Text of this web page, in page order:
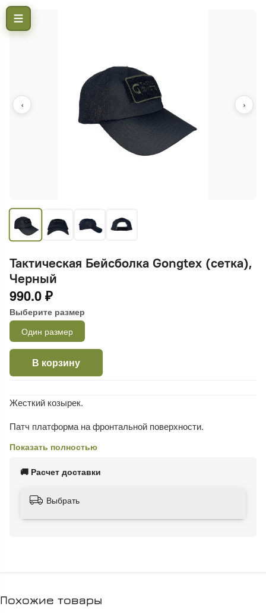
‹ ›
Тактическая Бейсболка Gongtex (сетка),
Черный
990.0 ₽
Выберите размер
Один размер
В корзину
Жесткий козырек.
Патч платформа на фронтальной поверхности.
4 вентиляционных отверстий.
Регулируемая застежка Velcro.
Вставки по бокам- сетчатая ткань.
Показать полностью
🚚 Расчет доставки
Выбрать
Похожие товары